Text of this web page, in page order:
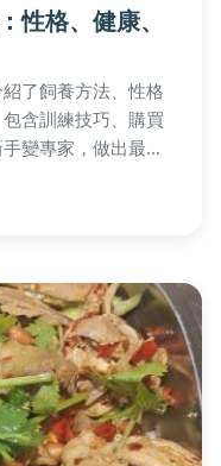
性格、健康、
了飼養方法、性格
含訓練技巧、購買
變專家，做出最佳